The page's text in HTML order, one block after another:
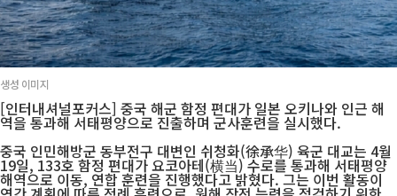
생성 이미지
[인터내셔널포커스] 중국 해군 함정 편대가 일본 오키나와 인근 해
역을 통과해 서태평양으로 진출하며 군사훈련을 실시했다.
중국 인민해방군 동부전구 대변인 쉬청화(徐承华) 육군 대교는 4월
19일, 133호 함정 편대가 요코아테(横当) 수로를 통과해 서태평양
해역으로 이동, 연합 훈련을 진행했다고 밝혔다. 그는 이번 활동이